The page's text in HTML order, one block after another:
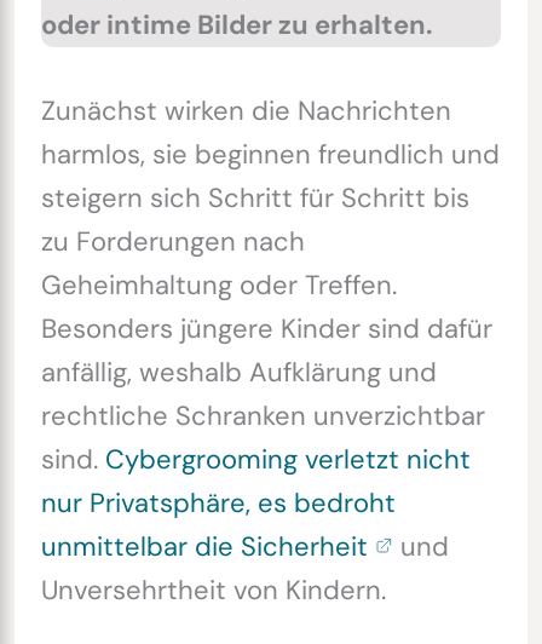
oder intime Bilder zu erhalten.
Zunächst wirken die Nachrichten
harmlos, sie beginnen freundlich und
steigern sich Schritt für Schritt bis
zu Forderungen nach
Geheimhaltung oder Treffen.
Besonders jüngere Kinder sind dafür
anfällig, weshalb Aufklärung und
rechtliche Schranken unverzichtbar
sind. Cybergrooming verletzt nicht
nur Privatsphäre, es bedroht
unmittelbar die Sicherheit
und
Unversehrtheit von Kindern.